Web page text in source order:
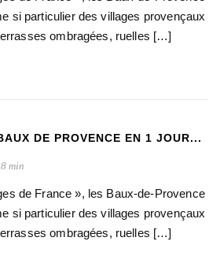
si particulier des villages provençaux
ombragées, ruelles […]
DE PROVENCE EN 1 JOUR...
min
de France », les Baux-de-Provence
si particulier des villages provençaux
ombragées, ruelles […]